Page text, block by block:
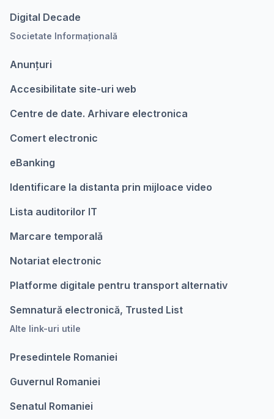
Digital Decade
Societate Informațională
Anunțuri
Accesibilitate site-uri web
Centre de date. Arhivare electronica
Comert electronic
eBanking
Identificare la distanta prin mijloace video
Lista auditorilor IT
Marcare temporalǎ
Notariat electronic
Platforme digitale pentru transport alternativ
Semnatură electronică, Trusted List
Alte link-uri utile
Presedintele Romaniei
Guvernul Romaniei
Senatul Romaniei